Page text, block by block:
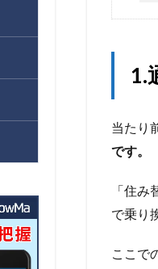
1.
当たり
です。
「住
で乗り
ここで